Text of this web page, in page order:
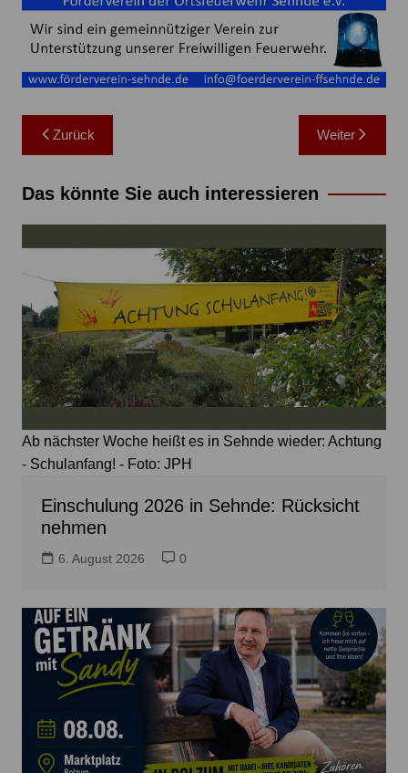
Beitragsnavigation
Zurück Weiter
Das könnte Sie auch interessieren
Ab nächster Woche heißt es in Sehnde wieder: Achtung
- Schulanfang! - Foto: JPH
Einschulung 2026 in Sehnde: Rücksicht
nehmen
6. August 2026 0